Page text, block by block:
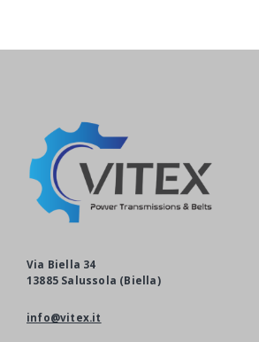
Via Biella 34
13885 Salussola (Biella)
info@vitex.it